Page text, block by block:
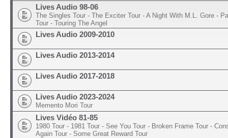
Lives Audio 98-06
The Singles Tour - The Exciter Tour - A Night With M.L. Gore -
Tour - Touring The Angel
Lives Audio 2009-2010
Lives Audio 2013-2014
Lives Audio 2017-2018
Lives Audio 2023-2024
Memento Mori Tour
Lives Vidéo 81-85
1980 Tour - 1981 Tour - See You Tour - Broken Frame Tour -
Again Tour - Some Great Reward Tour